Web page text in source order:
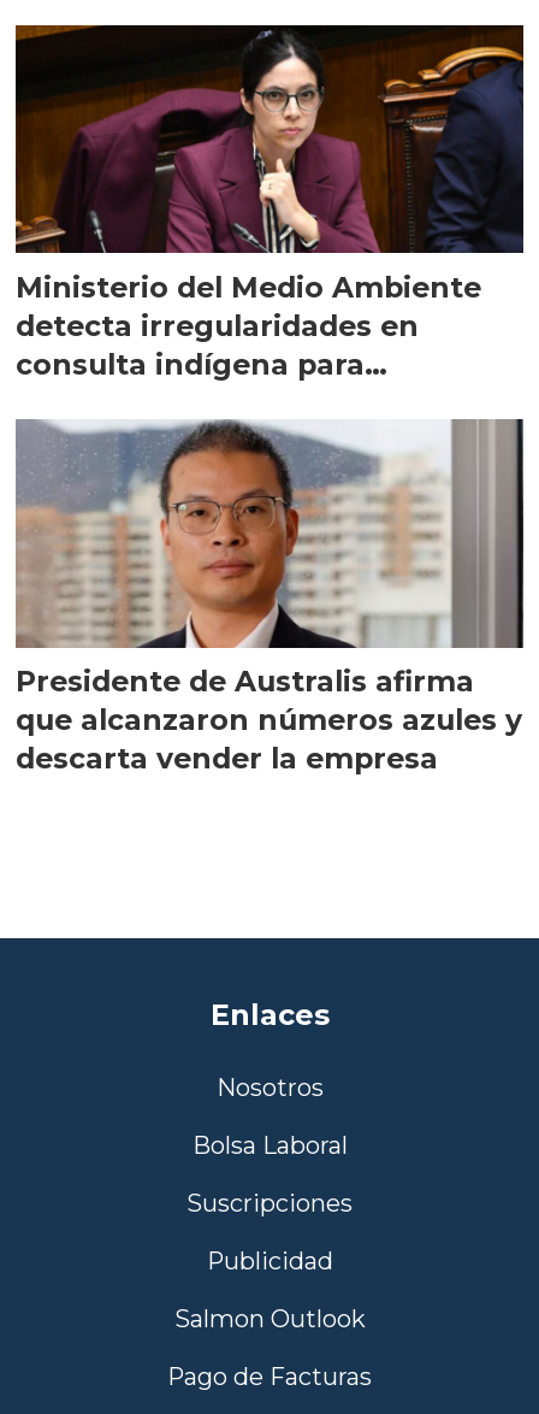
Ministerio del Medio Ambiente
detecta irregularidades en
consulta indígena para
Presidente de Australis afirma
que alcanzaron números azules y
descarta vender la empresa
Enlaces
Nosotros
Bolsa Laboral
Suscripciones
Publicidad
Salmon Outlook
Pago de Facturas